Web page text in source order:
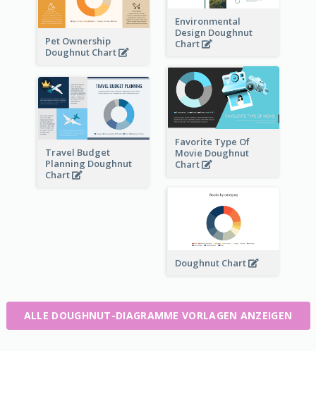
Environmental
Design Doughnut
Chart
Pet Ownership
Doughnut Chart
Favorite Type Of
Movie Doughnut
Chart
Travel Budget
Planning Doughnut
Chart
Doughnut Chart
ALLE DOUGHNUT-DIAGRAMME VORLAGEN ANZEIGEN